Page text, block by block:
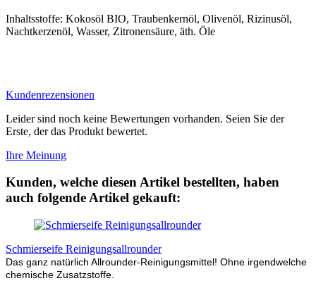
Inhaltsstoffe: Kokosöl BIO, Traubenkernöl, Olivenöl, Rizinusöl,
Nachtkerzenöl, Wasser, Zitronensäure, äth. Öle
Kundenrezensionen
Leider sind noch keine Bewertungen vorhanden. Seien Sie der
Erste, der das Produkt bewertet.
Ihre Meinung
Kunden, welche diesen Artikel bestellten, haben
auch folgende Artikel gekauft:
Schmierseife Reinigungsallrounder
Das ganz natürlich Allrounder-Reinigungsmittel! Ohne irgendwelche
chemische Zusatzstoffe.